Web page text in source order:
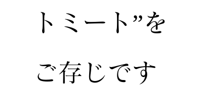
トミート”を
ご存じです